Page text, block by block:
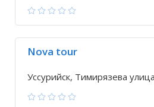
Nova tour
Уссурийск, Тимирязева